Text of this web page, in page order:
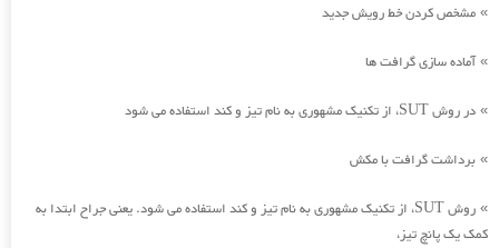
» مشخص کردن خط رویش جدید
»آماده سازی گرافت ها
» در روش SUT، از تکنیک مشهوری به نام تیز و کند استفاده می شود
» برداشت گرافت با مکش
»
روش SUT، از تکنیک مشهوری به نام تیز و کند استفاده می شود. یعنی جراح ابتدا به
کمک یک پانچ تیز،